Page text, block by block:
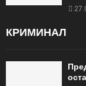
КРИМИНАЛ